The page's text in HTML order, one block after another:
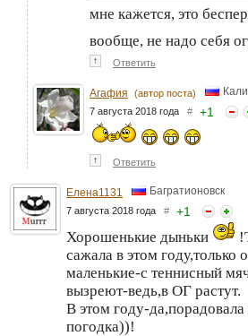
мне кажется, это
вообще, не надо себя
↑ Ответить
Агафия (автор поста)
7 августа 2018 года # +1
↑ Ответить
Елена1131 Багратионовск
7 августа 2018 года # +1
Хорошенькие дыньки
сажала в этом году,только
маленькие-с теннисный
вызреют-ведь,в ОГ растут.
В этом году-
погодка))!